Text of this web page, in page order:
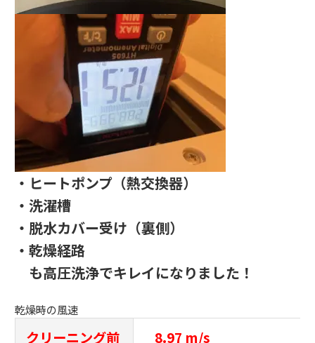
・ヒートポンプ（熱交換器）
・洗濯槽
・脱水カバー受け（裏側）
・乾燥経路
も高圧洗浄でキレイになりました！
乾燥時の風速
クリーニング前 8.97 m/s